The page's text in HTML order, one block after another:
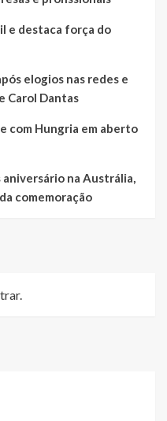
e destaca força do
elogios nas redes e
Carol Dantas
com Hungria em aberto
aniversário na Austrália,
comemoração